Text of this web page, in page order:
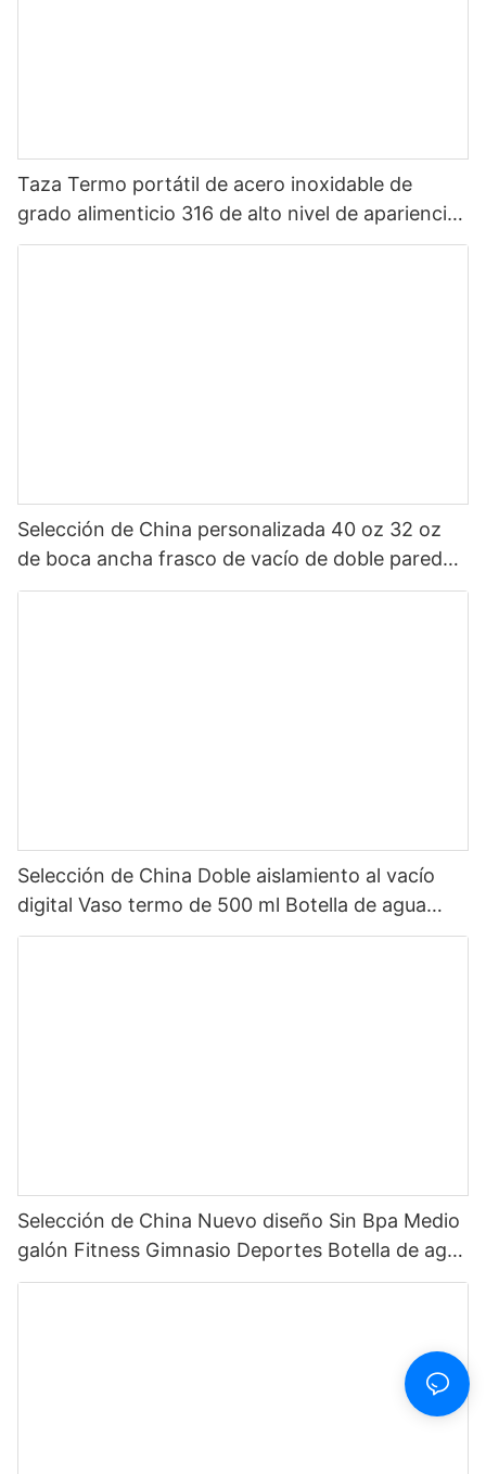
Taza Termo portátil de acero inoxidable de
grado alimenticio 316 de alto nivel de apariencia
Sanrio de dibujos animados portátil para niños
Selección de China personalizada 40 oz 32 oz
de boca ancha frasco de vacío de doble pared
botella de agua deportiva aislada de acero
Selección de China Doble aislamiento al vacío
digital Vaso termo de 500 ml Botella de agua
inteligente de acero inoxidable con pantalla LED
Selección de China Nuevo diseño Sin Bpa Medio
galón Fitness Gimnasio Deportes Botella de agua
motivacional de plástico transparente con